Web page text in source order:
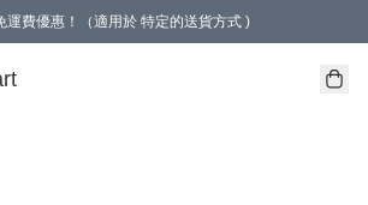
費優惠！（適用於 特定的送貨方式 )